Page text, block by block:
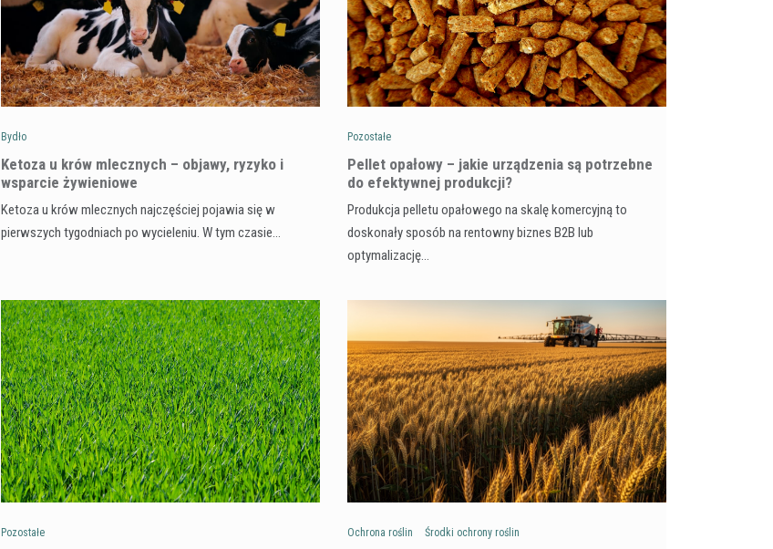
Bydło
Ketoza u krów mlecznych – objawy, ryzyko i
wsparcie żywieniowe
Ketoza u krów mlecznych najczęściej pojawia się w
pierwszych tygodniach po wycieleniu. W tym czasie…
Pozostałe
Pellet opałowy – jakie urządzenia są potrzebne
do efektywnej produkcji?
Produkcja pelletu opałowego na skalę komercyjną to
doskonały sposób na rentowny biznes B2B lub
optymalizację…
Pozostałe Ochrona roślin Środki ochrony roślin